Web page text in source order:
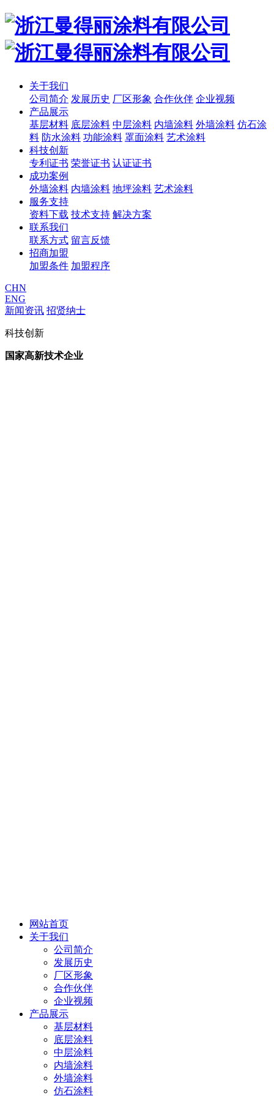
关于我们
公司简介 发展历史 厂区形象 合作伙伴 企业视频
产品展示
基层材料 底层涂料 中层涂料 内墙涂料 外墙涂料 仿石涂
料 防水涂料 功能涂料 罩面涂料 艺术涂料
科技创新
专利证书 荣誉证书 认证证书
成功案例
外墙涂料 内墙涂料 地坪涂料 艺术涂料
服务支持
资料下载 技术支持 解决方案
联系我们
联系方式 留言反馈
招商加盟
加盟条件 加盟程序
CHN
ENG
新闻资讯 招贤纳士
科技创新
国家高新技术企业
网站首页
关于我们
公司简介
发展历史
厂区形象
合作伙伴
企业视频
产品展示
基层材料
底层涂料
中层涂料
内墙涂料
外墙涂料
仿石涂料